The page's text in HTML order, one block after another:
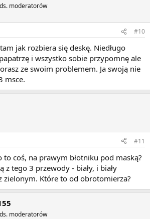
moderatorów
#10
jak rozbiera się deskę. Niedługo
i wszystko sobie przypomnę ale
ze swoim problemem. Ja swoją nie
msce.
#11
to coś, na prawym błotniku pod maską?
z tego 3 przewody - biały, i biały
zielonym. Które to od obrotomierza?
moderatorów